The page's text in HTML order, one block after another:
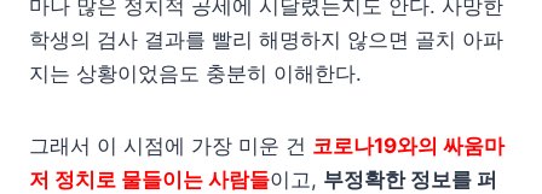
마나 많은 정치적 공세에 시달렸는지도 안다. 사망한
학생의 검사 결과를 빨리 해명하지 않으면 골치 아파
지는 상황이었음도 충분히 이해한다.
그래서 이 시점에 가장 미운 건 코로나19와의 싸움마
저 정치로 물들이는 사람들이고, 부정확한 정보를 퍼